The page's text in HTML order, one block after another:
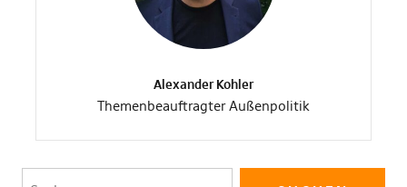
Alexander Kohler
Themenbeauftragter Außenpolitik